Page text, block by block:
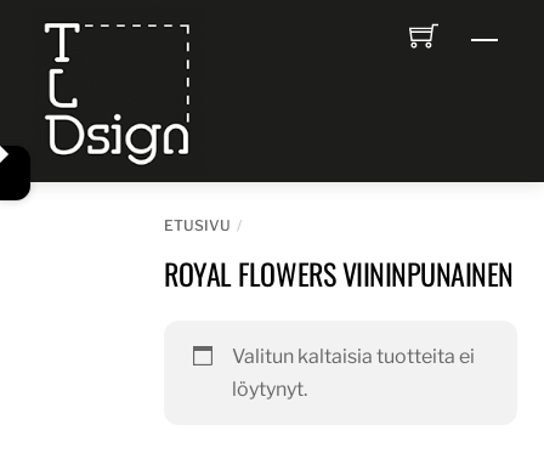
content
ETUSIVU
ROYAL FLOWERS VIININPUNAINEN
Valitun kaltaisia tuotteita ei
löytynyt.